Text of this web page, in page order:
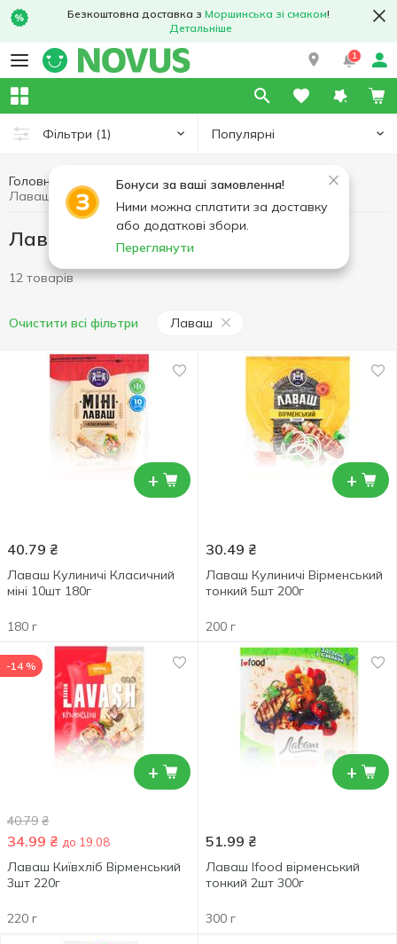
Безкоштовна доставка з Моршинська зі смаком!
Детальніше
1
Фільтри (1) Популярні
Бонуси за ваші замовлення!
Ними можна сплатити за доставку
або додаткові збори.
Переглянути
Головна Пекарня
Лаваші та тортилья
Лаваші та тортилья Лаваш
12 товарів
Очистити всі фільтри Лаваш
+
40.79 ₴
Лаваш Кулиничі Класичний
міні 10шт 180г
180 г
+
30.49 ₴
Лаваш Кулиничі Вірменський
тонкий 5шт 200г
200 г
+
-14 %
40.79 ₴
34.99 ₴ до 19.08
Лаваш Київхліб Вірменський
3шт 220г
220 г
+
51.99 ₴
Лаваш Ifood вірменський
тонкий 2шт 300г
300 г